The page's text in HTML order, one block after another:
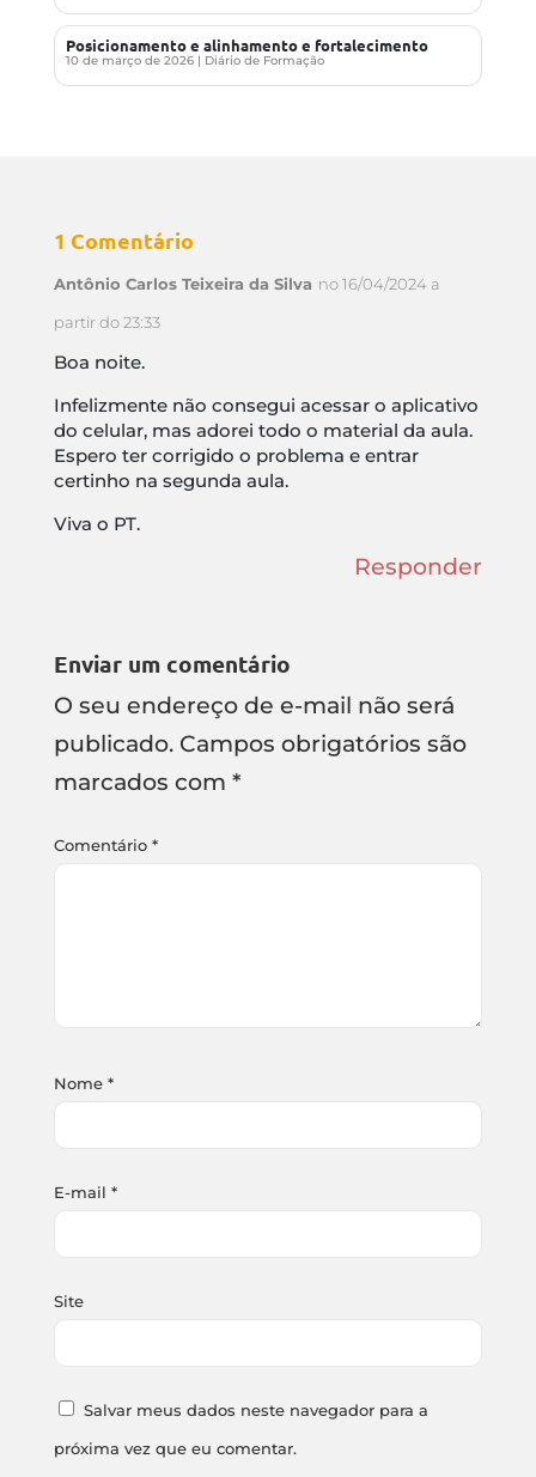
Posicionamento e alinhamento e fortalecimento
10 de março de 2026| Diário de Formação
1 Comentário
Antônio Carlos Teixeira da Silva no 16/04/2024 a
partir do 23:33
Boa noite.
Infelizmente não consegui acessar o aplicativo
do celular, mas adorei todo o material da aula.
Espero ter corrigido o problema e entrar
certinho na segunda aula.
Viva o PT.
Responder
Enviar um comentário
O seu endereço de e-mail não será
publicado. Campos obrigatórios são
marcados com *
Comentário *
Nome *
E-mail *
Site
Salvar meus dados neste navegador para a
próxima vez que eu comentar.